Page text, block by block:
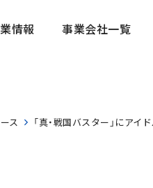
情報
事業会社一覧
ス 「真・戦国バスター」にアイ